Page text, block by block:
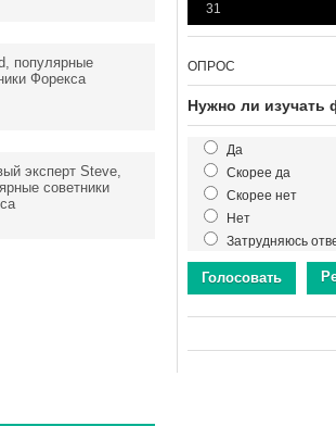
популярные
Форекса
эксперт Steve,
советники
31
ОПРОС
Нужно ли изучать
Да
Скорее да
Скорее нет
Нет
Затрудняюсь
Голосовать